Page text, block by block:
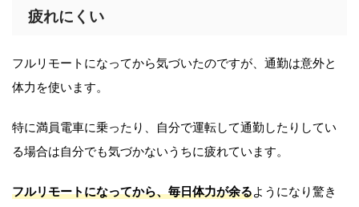
疲れにくい
フルリモートになってから気づいたのですが、通勤は意外と
体力を使います。
特に満員電車に乗ったり、自分で運転して通勤したりしてい
る場合は自分でも気づかないうちに疲れています。
フルリモートになってから、毎日体力が余るようになり驚き